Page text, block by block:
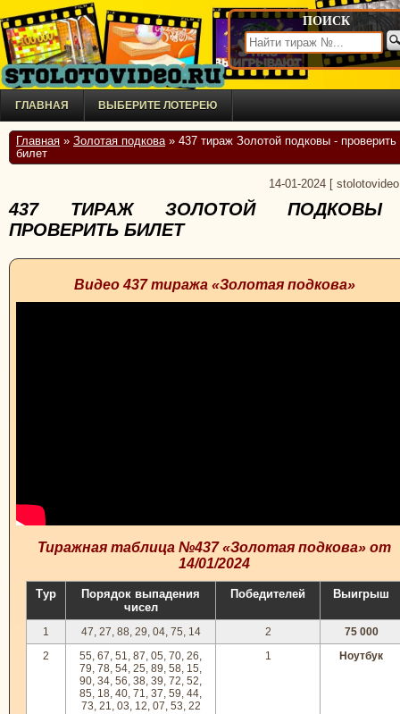
ПОИСК
ГЛАВНАЯ ВЫБЕРИТЕ ЛОТЕРЕЮ
Главная » Золотая подкова» 437 тираж Золотой подковы - проверить
билет
14-01-2024
437 ТИРАЖ ЗОЛОТОЙ
ПРОВЕРИТЬ БИЛЕТ
Видео 437 тиража «Золотая подкова»
Тиражная таблица №437 «Золотая подкова» от
14/01/2024
Тур
Порядок выпадения
чисел
Победителей Выигрыш
1 47, 27, 88, 29, 04, 75, 14 2
75 000
2
55, 67, 51, 87, 05, 70, 26,
79, 78, 54, 25, 89, 58, 15,
90, 34, 56, 38, 39, 72, 52,
85, 18, 40, 71, 37, 59, 44,
73, 21, 03, 12, 07, 53, 22
1 Ноутбук